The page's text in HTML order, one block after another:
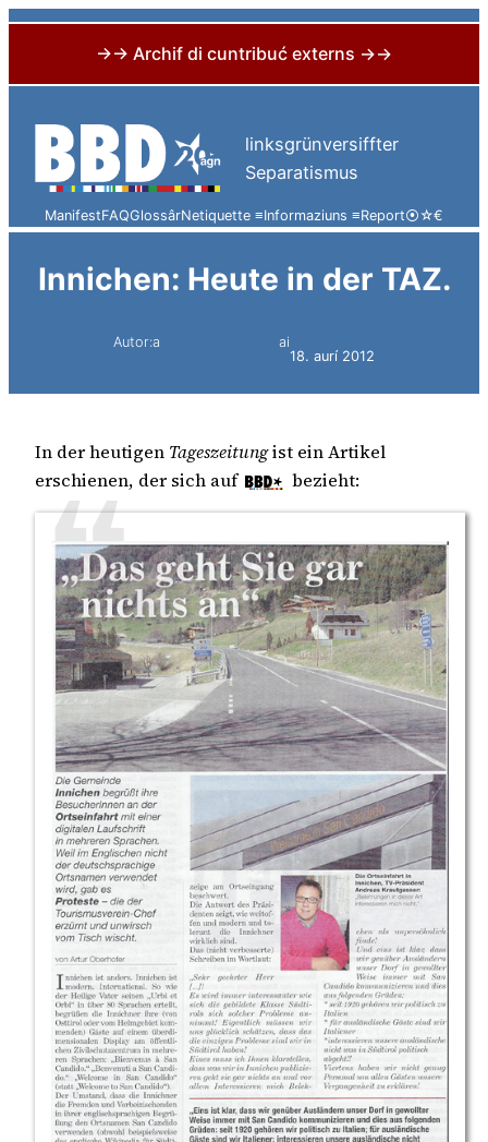
→→ Archif di cuntribuć externs →→
content
linksgrünversiffter
Separatismus
ManifestFAQGlossârNetiquette ≡Informaziuns ≡Report⦿☆€
Innichen: Heute in der TAZ.
Autor:a
ai
18. aurí 2012
In der heutigen Tageszeitungist ein Artikel
erschienen, der sich auf
bezieht: